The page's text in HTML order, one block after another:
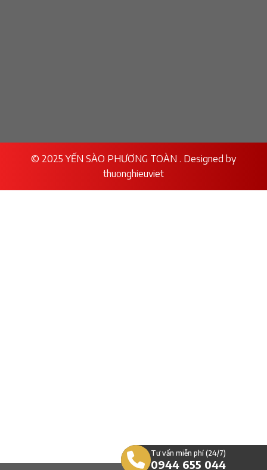
© 2025 YẾN SÀO PHƯƠNG TOÀN . Designed by
thuonghieuviet
Tư vấn miễn phí (24/7)
0944 655 044